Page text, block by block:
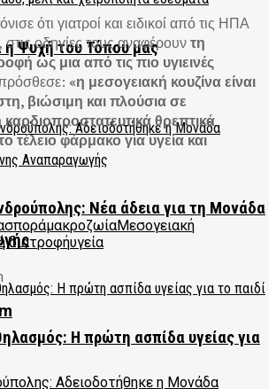
η Ψυχή του Τόπου μας
Νέα άδεια για τη Μονάδα
Η πρώτη ασπίδα υγείας για
ότι γιατροί και ειδικοί από τις ΗΠΑ
στις οδηγίες τους αναφέρουντη
ως μια από τις πιο υγιεινές
«η μεσογειακή κουζίνα είναι
βιώσιμη και πλούσια σε
θρεπτικά
τέλειο φάρμακο για υγεία και
μακροζωίαΜεσογειακή
διατροφήυγεία